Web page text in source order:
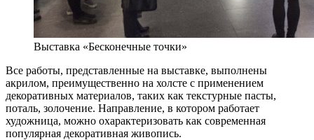
Выставка «Бесконечные точки»
Все работы, представленные на выставке, выполнены
акрилом, преимущественно на холсте с применением
декоративных материалов, таких как текстурные пасты,
поталь, золочение. Направление, в котором работает
художница, можно охарактеризовать как современная
популярная декоративная живопись.